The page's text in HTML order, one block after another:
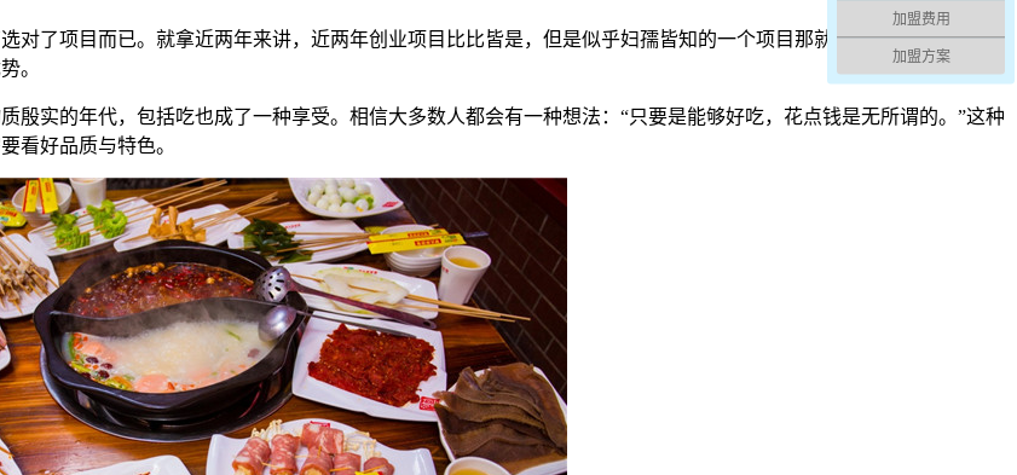
了项目而已。就拿近两年来讲，近两年创业项目比比皆是，但是似乎妇孺皆知的一个项目那就是餐饮行业。餐饮行
。
实的年代，包括吃也成了一种享受。相信大多数人都会有一种想法：“只要是能够好吃，花点钱是无所谓的。”这种
看好品质与特色。
加盟费用
加盟方案